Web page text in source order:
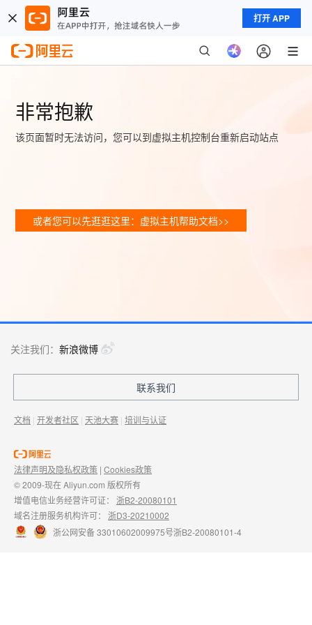
打开 APP
非常抱歉
该页面暂时无法访问，您可以到虚拟主机控制台重新启动站点
或者您可以先逛逛这里：虚拟主机帮助文档>>